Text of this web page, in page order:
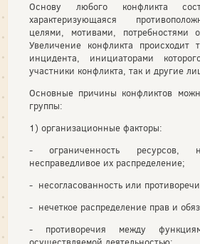
Основу любого конфликта
характеризующаяся
целями, мотивами, потребностями
Увеличение конфликта происходит
инцидента, инициаторами
участники конфликта, так и другие
Основные причины конфликтов
группы:
1) организационные факторы:
- ограниченность ресурсов,
несправедливое их распределение;
- несогласованность или
- нечеткое распределение прав и
- противоречия между